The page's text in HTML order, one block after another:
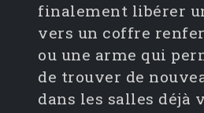
finalement libérer
vers un coffre
ou une arme qui
de trouver de
dans les salles déjà